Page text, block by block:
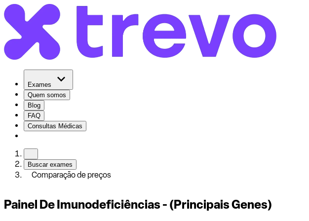
Exames
Quem somos
Blog
FAQ
Consultas Médicas
Buscar exames
Comparação de preços
Painel De Imunodeficiências - (Principais Genes)